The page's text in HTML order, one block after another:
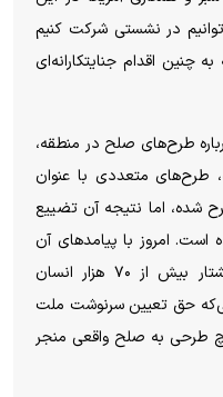
در نشستی شرکت کنیم
اقدام جنایتکارانه‌ای
طرح‌های صلح در منطقه،
متعددی با عنوان
اما نتیجه آن تضییع
امروز با پیامد‌های آن
مواجهیم: عملیات پاکسازی قومی، کشتار بیش از ۷۰ هزار انسان
غزه. تا زمانی‌که حق تعیین سرنوشت ملت
طرحی به صلح واقعی منجر